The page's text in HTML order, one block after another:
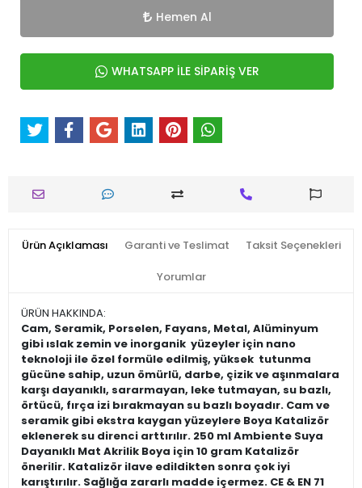
Hemen Al
WHATSAPP İLE SİPARİŞ VER
Ürün Açıklaması Garanti ve Teslimat Taksit Seçenekleri
Yorumlar
ÜRÜN HAKKINDA:
Cam, Seramik, Porselen, Fayans, Metal, Alüminyum
gibi ıslak zemin ve inorganik yüzeyler için nano
teknoloji ile özel formüle edilmiş, yüksek tutunma
gücüne sahip, uzun ömürlü, darbe, çizik ve aşınmalara
karşı dayanıklı, sararmayan, leke tutmayan, su bazlı,
örtücü, fırça izi bırakmayan su bazlı boyadır. Cam ve
seramik gibi ekstra kaygan yüzeylere Boya Katalizör
eklenerek su direnci arttırılır. 250 ml Ambiente Suya
Dayanıklı Mat Akrilik Boya için 10 gram Katalizör
önerilir. Katalizör ilave edildikten sonra çok iyi
karıştırılır. Sağlığa zararlı madde içermez. CE & EN 71